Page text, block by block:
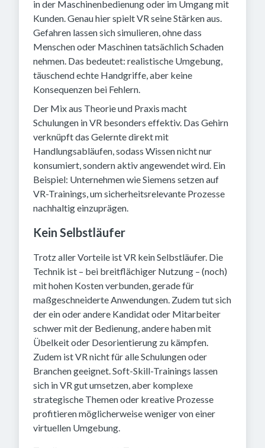
in der Maschinenbedienung oder im Umgang mit
Kunden. Genau hier spielt VR seine Stärken aus.
Gefahren lassen sich simulieren, ohne dass
Menschen oder Maschinen tatsächlich Schaden
nehmen. Das bedeutet: realistische Umgebung,
täuschend echte Handgriffe, aber keine
Konsequenzen bei Fehlern.
Der Mix aus Theorie und Praxis macht
Schulungen in VR besonders effektiv. Das Gehirn
verknüpft das Gelernte direkt mit
Handlungsabläufen, sodass Wissen nicht nur
konsumiert, sondern aktiv angewendet wird. Ein
Beispiel: Unternehmen wie Siemens setzen auf
VR-Trainings, um sicherheitsrelevante Prozesse
nachhaltig einzuprägen.
Kein Selbstläufer
Trotz aller Vorteile ist VR kein Selbstläufer. Die
Technik ist – bei breitflächiger Nutzung – (noch)
mit hohen Kosten verbunden, gerade für
maßgeschneiderte Anwendungen. Zudem tut sich
der ein oder andere Kandidat oder Mitarbeiter
schwer mit der Bedienung, andere haben mit
Übelkeit oder Desorientierung zu kämpfen.
Zudem ist VR nicht für alle Schulungen oder
Branchen geeignet. Soft-Skill-Trainings lassen
sich in VR gut umsetzen, aber komplexe
strategische Themen oder kreative Prozesse
profitieren möglicherweise weniger von einer
virtuellen Umgebung.